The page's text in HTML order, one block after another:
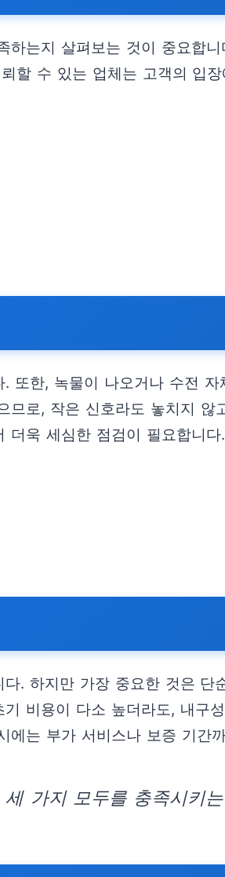
는지 살펴보는 것이 중요합
할 수 있는 업체는 고객의 입
또한, 녹물이 나오거나 수전
로, 작은 신호라도 놓치지 않
더욱 세심한 점검이 필요합니다.
. 하지만 가장 중요한 것은 단
비용이 다소 높더라도, 내구
는 부가 서비스나 보증 기간
가지 모두를 충족시키